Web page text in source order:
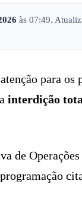
às 07:49.
para os
interdição
de